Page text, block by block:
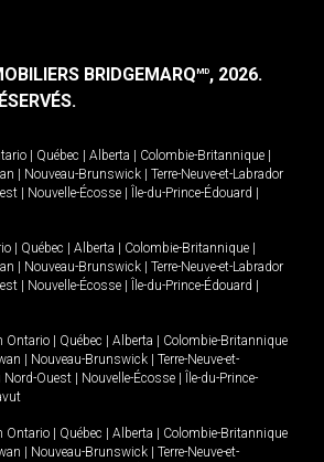
BRIDGEMARQMD, 2026.
Québec Alberta Colombie-Britannique
Nouveau-Brunswick
Terre-Neuve-et-Labrador
Nouvelle-Écosse Île-du-Prince-Édouard
Québec Alberta Colombie-Britannique
Nouveau-Brunswick
Terre-Neuve-et-Labrador
Nouvelle-Écosse Île-du-Prince-Édouard
Ontario Québec Alberta
Colombie-Britannique
Nouveau-Brunswick
Terre-Neuve-et-
Nord-Ouest Nouvelle-Écosse
Île-du-Prince-
Ontario Québec Alberta
Colombie-Britannique
Nouveau-Brunswick
Terre-Neuve-et-